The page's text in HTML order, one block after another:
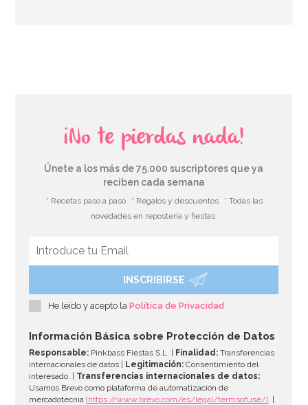
Molde de Silicona Bombillas
AÑADIR
¡No te pierdas nada!
Únete a los más de 75.000 suscriptores que ya
reciben cada semana
* Recetas paso a paso * Regalos y descuentos
* Todas las
novedades en repostería y fiestas
INSCRIBIRSE
He leído y acepto laPolítica de Privacidad
Información Básica sobre Protección de Datos
Responsable: Pinkbass Fiestas S.L. | Finalidad: Transferencias
internacionales de datos |
Legitimación: Consentimiento del
interesado. | Transferencias internacionales de datos:
Usamos Brevo como plataforma de automatización de
mercadotecnia(https://www.brevo.com/es/legal/termsofuse/). |